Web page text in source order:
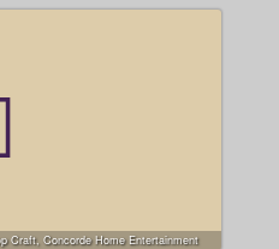
Craft, Concorde Home Entertainment